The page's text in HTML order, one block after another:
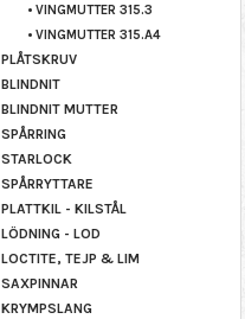
VINGMUTTER 315.3
VINGMUTTER 315.A4
PLÅTSKRUV
BLINDNIT
BLINDNIT MUTTER
SPÅRRING
STARLOCK
SPÅRRYTTARE
PLATTKIL - KILSTÅL
LÖDNING - LOD
LOCTITE, TEJP & LIM
SAXPINNAR
KRYMPSLANG